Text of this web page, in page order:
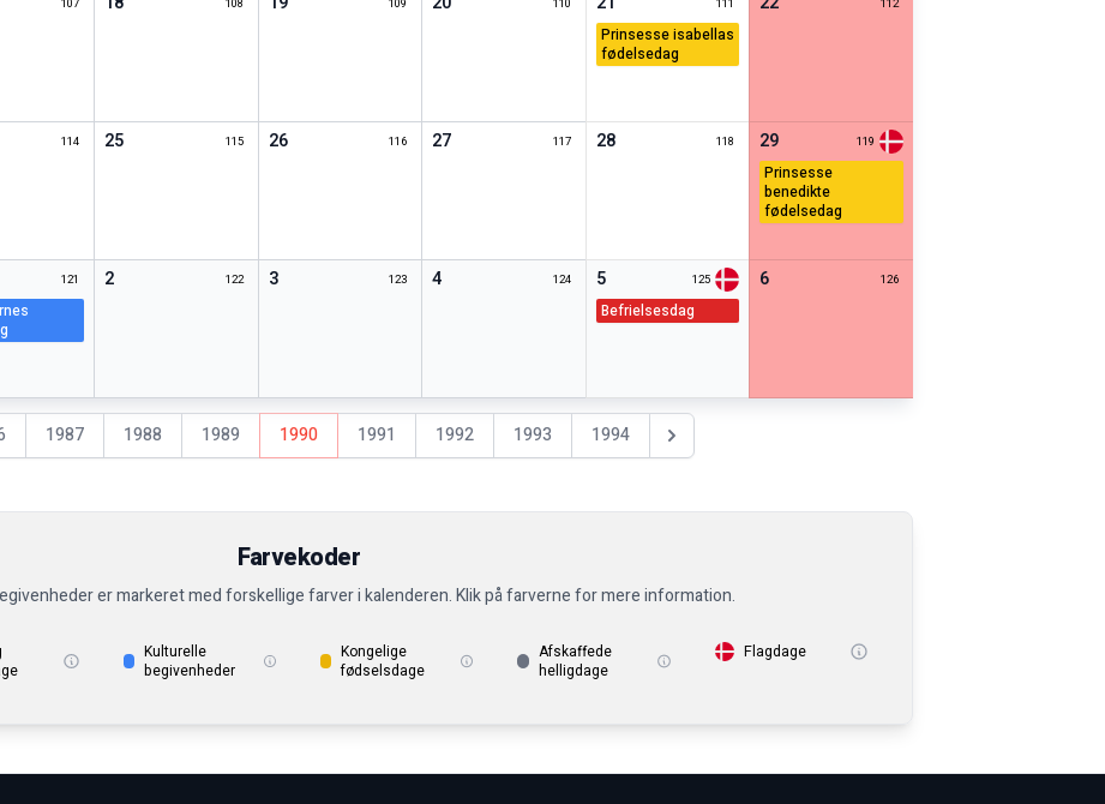
107 108 109 110 111
prinsesse isabellas
fødelsedag
112
114 25 115 26 116 27 117 28 118 29 119
prinsesse
benedikte
fødelsedag
121 2 122 3 123 4 124 5 125
befrielsesdag
6 126
1987 1988 1989 1990 1991 1992 1993 1994 Nästa år
Farvekoder
er markeret med forskellige farver i kalenderen. Klik på farverne for mere information.
Kulturelle
begivenheder
Kongelige
fødselsdage
Afskaffede
helligdage
Flagdage